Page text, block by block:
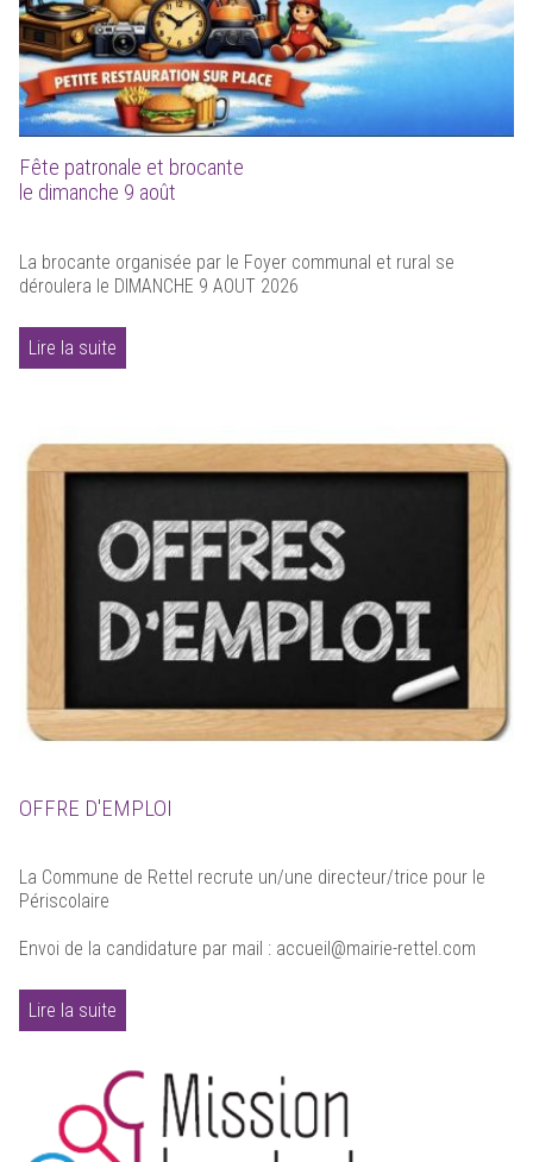
Fête patronale et brocante
le dimanche 9 août
La brocante organisée par le Foyer communal et rural se
déroulera le DIMANCHE 9 AOUT 2026
Lire la suite
OFFRE D'EMPLOI
La Commune de Rettel recrute un/une directeur/trice pour le
Périscolaire
Envoi de la candidature par mail : accueil@mairie-rettel.com
Lire la suite